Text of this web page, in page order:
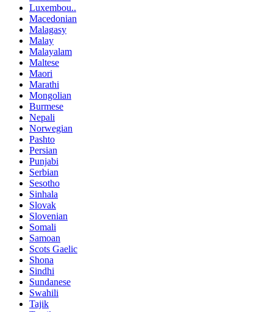
Luxembou..
Macedonian
Malagasy
Malay
Malayalam
Maltese
Maori
Marathi
Mongolian
Burmese
Nepali
Norwegian
Pashto
Persian
Punjabi
Serbian
Sesotho
Sinhala
Slovak
Slovenian
Somali
Samoan
Scots Gaelic
Shona
Sindhi
Sundanese
Swahili
Tajik